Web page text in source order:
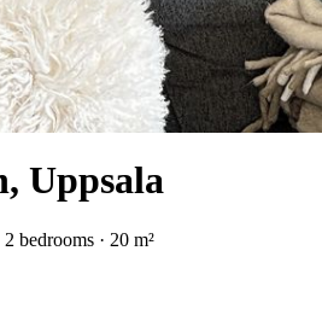
Uppsala
bedrooms · 20 m²